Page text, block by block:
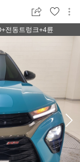
전동트렁크+4륜